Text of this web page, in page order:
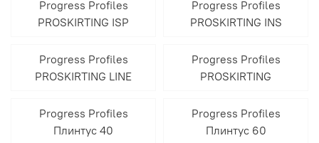
Progress Profiles
PROSKIRTING ISP
Progress Profiles
PROSKIRTING INS
Progress Profiles
PROSKIRTING LINE
Progress Profiles
PROSKIRTING
Progress Profiles
Плинтус 40
Progress Profiles
Плинтус 60